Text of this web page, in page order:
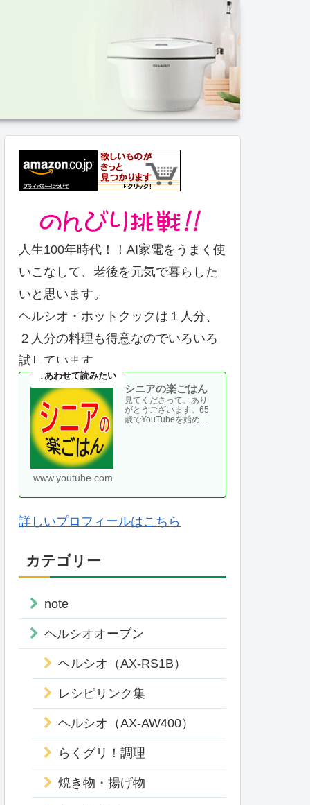
人生100年時代！！AI家電をうまく使
いこなして、老後を元気で暮らした
いと思います。
ヘルシオ・ホットクックは１人分、
２人分の料理も得意なのでいろいろ
試しています。
シニアの楽ごはん
見てくださって、あり
がとうございます。65
歳でYouTubeを始め
www.youtube.com
詳しいプロフィールはこちら
カテゴリー
note
ヘルシオオーブン
ヘルシオ（AX-RS1B）
レシピリンク集
ヘルシオ（AX-AW400）
らくグリ！調理
焼き物・揚げ物